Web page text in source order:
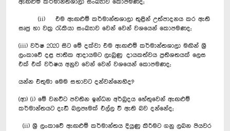
ඇඟළුම් කර්මාන්තශාලා සංඛ්‍යාව කොපමණද;
(ii) එම ඇඟළුම් කර්මාන්තශාලා තුළින් උත්පාදනය කර ඇති
සෘජු හා වක්‍ර රැකියා සංඛ්‍යාව වෙන් වෙන් වශයෙන් කොපමණද;
(iii) වර්ෂ 2020 සිට මේ දක්වා එම ඇඟළුම් කර්මාන්තශාලා මඟින් ශ්‍රී
ලංකාවේ දළ ජාතික ආදායමට ලැබුණු දායකත්වය ප්‍රතිශතයක් ලෙස
එක් එක් වර්ෂය අනුව වෙන් වෙන් වශයෙන් කොපමණද;
යන්න එතුමා මෙම සභාවට දන්වන්නෙහිද?
(ආ) (i) මේ වනවිට පවතින ඉන්ධන අර්බුදය හේතුවෙන් ඇඟළුම්
කර්මාන්තයට දැඩි බලපෑමක් එල්ල වී ඇති බව දන්නේද;
(ii) ශ්‍රී ලංකාවේ ඇඟළුම් කර්මාන්තය දියුණු කිරීමට ගනු ලබන පියවර